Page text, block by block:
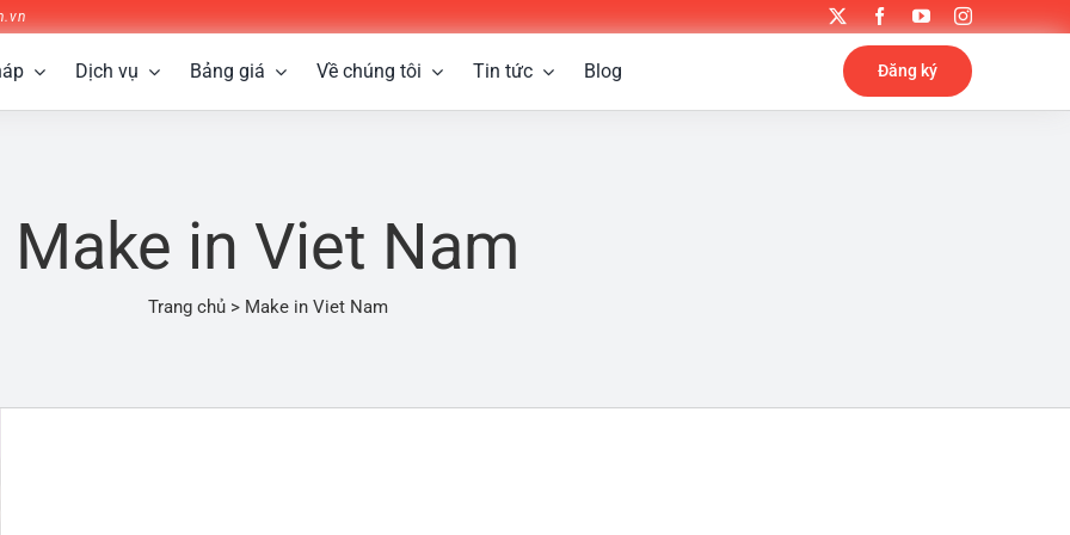
Dịch vụ Bảng giá Về chúng tôi Tin tức Blog Đăng ký
Make in Viet Nam
Trang chủ> Make in Viet Nam